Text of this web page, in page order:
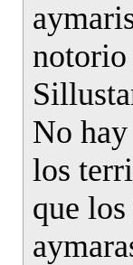
notorio
No
los
que